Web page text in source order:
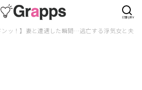
ンッ！】妻と遭遇した瞬間…逃亡する浮気女と夫